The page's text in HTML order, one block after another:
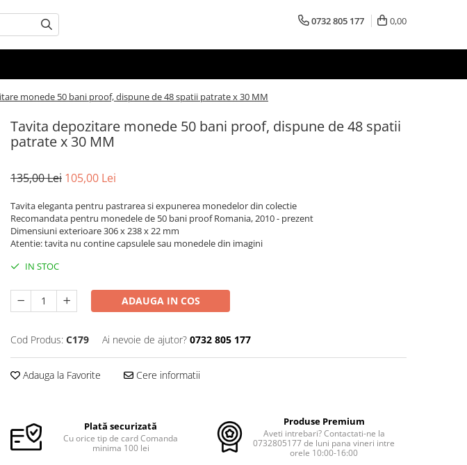
0732 805 177 0,00
monede 50 bani proof, dispune de 48 spatii patrate x 30 MM
Tavita depozitare monede 50 bani proof, dispune de 48 spatii
patrate x 30 MM
135,00 Lei 105,00 Lei
Tavita eleganta pentru pastrarea si expunerea monedelor din colectie
Recomandata pentru monedele de 50 bani proof Romania, 2010 - prezent
Dimensiuni exterioare 306 x 238 x 22 mm
Atentie: tavita nu contine capsulele sau monedele din imagini
IN STOC
ADAUGA IN COS
Cod Produs: C179 Ai nevoie de ajutor? 0732 805 177
Adauga la Favorite Cere informatii
Plată securizată
Cu orice tip de card Comanda
minima 100 lei
Produse Premium
Aveti intrebari? Contactati-ne la
0732805177 de luni pana vineri intre
orele 10:00-16:00